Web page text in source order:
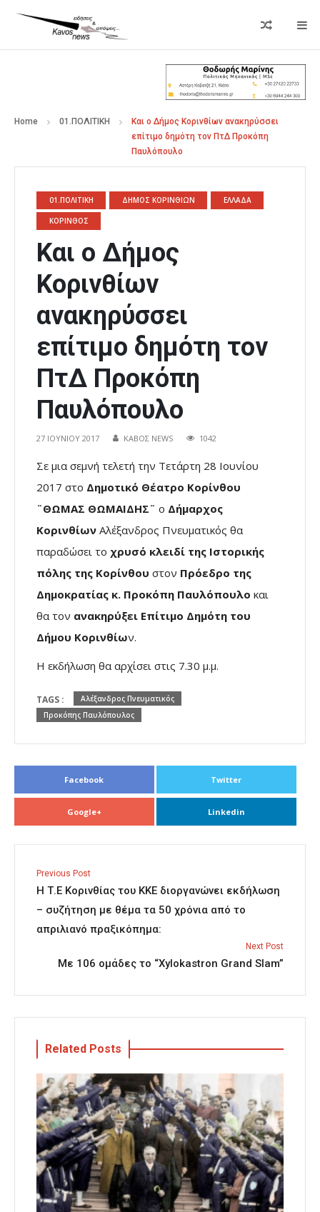
Home 01.ΠΟΛΙΤΙΚΗ
Και ο Δήμος Κορινθίων ανακηρύσσει
επίτιμο δημότη τον ΠτΔ Προκόπη
Παυλόπουλο
01.ΠΟΛΙΤΙΚΗ ΔΗΜΟΣ ΚΟΡΙΝΘΙΩΝ ΕΛΛΑΔΑ
ΚΟΡΙΝΘΟΣ
Και ο Δήμος
Κορινθίων
ανακηρύσσει
επίτιμο δημότη τον
ΠτΔ Προκόπη
Παυλόπουλο
27 ΙΟΥΝΊΟΥ 2017 ΚΑΒΟΣ NEWS 1042
Σε μια σεμνή τελετή την Τετάρτη 28 Ιουνίου
2017 στο Δημοτικό Θέατρο Κορίνθου
¨ΘΩΜΑΣ ΘΩΜΑΙΔΗΣ¨ ο Δήμαρχος
Κορινθίων Αλέξανδρος Πνευματικός θα
παραδώσει το χρυσό κλειδί της Ιστορικής
πόλης της Κορίνθου στον Πρόεδρο της
Δημοκρατίας κ. Προκόπη Παυλόπουλο και
θα τον ανακηρύξει Επίτιμο Δημότη του
Δήμου Κορινθίων.
Η εκδήλωση θα αρχίσει στις 7.30 μ.μ.
TAGS :
Αλέξανδρος Πνευματικός
Προκόπης Παυλόπουλος
Facebook Twitter
Google+ Linkedin
Previous Post
Η Τ.Ε Κορινθίας του ΚΚΕ διοργανώνει εκδήλωση
– συζήτηση με θέμα τα 50 χρόνια από το
απριλιανό πραξικόπημα:
Next Post
Με 106 ομάδες το “Xylokastron Grand Slam”
Related Posts